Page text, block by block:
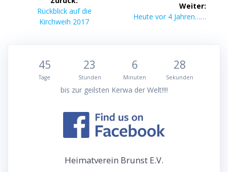
Vorheriger
Beitrag:
Rückblick auf die
Kirchweih 2017
Weiter:
Nächster
Heute vor 4 Jahren……
45
Tage
23
Stunden
6
Minuten
27
Sekunden
bis zur geilsten Kerwa der Welt!!!!
Heimatverein Brunst E.V.